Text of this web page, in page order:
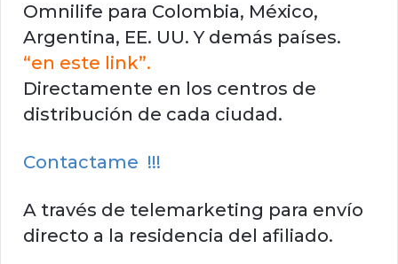
Omnilife para Colombia, México,
Argentina, EE. UU. Y demás países.
“en este link”.
Directamente en los centros de
distribución de cada ciudad.
Contactame !!!
A través de telemarketing para envío
directo a la residencia del afiliado.